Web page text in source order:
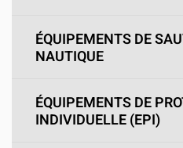
ÉQUIPEMENTS DE
NAUTIQUE
ÉQUIPEMENTS DE
INDIVIDUELLE (EPI)